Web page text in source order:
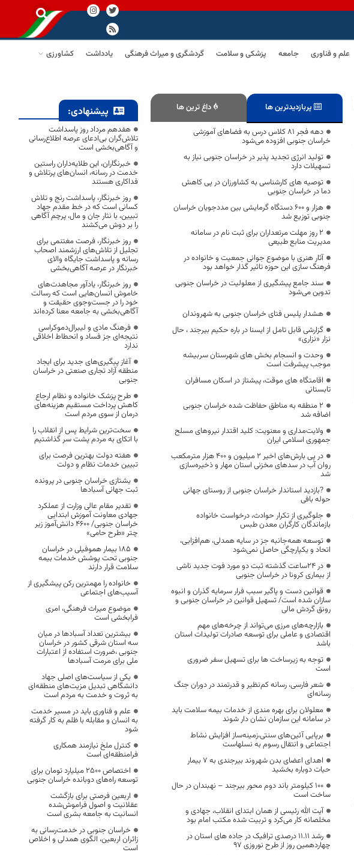
علم و فناوری جامعه پزشکی و سلامت گردشگری و میراث فرهنگی یادداشت
کشاورزی
پربازدیدترین ها داغ ترین ها
دهه فجر ۸۱ کلاس درس به فضاهای آموزشی
خراسان جنوبی افزوده می‌شود
تولید انرژی تجدید پذیر در خراسان جنوبی نیاز به
تسهیلات دارد
توصیه های کارشناسی به کشاورزان در پی کاهش
دما در خراسان جنوبی
هزار و ۶۰۰ دستگاه گرمایشی بین مددجویان خراسان
جنوبی توزیع شد
۲ روز مهلت مرتعداران برای ثبت نام در سامانه
مدیریت منابع طبیعی
آثار هنری با موضوع جوانی جمعیت و خانواده در
فرهنگ سازی این حوزه تاثیر گذار خواهد بود
سند جامع پیشگیری از معلولیت در خراسان جنوبی
تدوین می‌شود
هشدار پلیس فتای خراسان جنوبی به شهروندان
گزارشی قابل تامل از ایسنا در باره حکیم بیرجند ، حال
نزار «نزاری»
وحدت و انسجام بخش های شهرستان سربیشه
موجب پیشرفت است
اقامتگاه های موقت، پیشتاز در اسکان مسافران
تابستانی
۲ منطقه به مناطق حفاظت شده خراسان جنوبی
اضافه شد
ولایت‌مداری و معنویت: کلید اقتدار نیروهای مسلح
جمهوری اسلامی ایران
در پی بارش‌های اخیر ۲ میلیون و ۴۰۰ هزار مترمکعب
روان آب در سدهای مخزنی استان مهار و ذخیره‌سازی
شد
?بازدید استاندار خراسان جنوبی از روستای جهانی
حوله بافی
جلوگیری از تکرار حوادث، درخواست خانواده
بازماندگان کارگران معدن طبس
توسعه همه‌جانبه جز در سایه همدلی، هم‌افزایی،
اتحاد و یکپارچگی حاصل نمی‌شود
در ۲۴ساعت گذشته ثبت دو مورد فوت جدید ناشی
از بیماری کرونا در خراسان جنوبی
قوانین دست و پاگیر سبب فرار سرمایه گذران و انبوه
سازان شده است/ تسهیل قوانین در خراسان جنوبی و
رونق گردش مالی
بازارچه‌های مرزی می‌تواند از چرخه‌های مهم
اقتصادی و عاملی برای توسعه صادرات تولیدات استان
باشد
توجه به زیرساخت ها برای تسهیل سفر ضروری
است
شعر فارسی، رسانه کم‌نظیر و قدرتمند در دوران جنگ
رسانه‌ای
معلولان برای بهره مندی از خدمات بیمه سلامت باید
در سامانه این سازمان نشان دار شوند
برپایی آئین‌های سنتی،زمینه‌ساز افزایش نشاط
اجتماعی و انتقال رسوم به نسلهاست
اهدای اعضای بدن شهروند بیرجندی به ۷ بیمار
حیات دوباره بخشید
۱۰۰ کیلومتر باند دوم محور بیرجند – نهبندان در حال
ساخت است
آیت الله رئیسی از همان ابتدای انقلاب، جهادی و
مخلصانه کار می‌کرد و تربیت شده مکتب امام بود
رشد 11.11 درصدی ترافیک در جاده های استان در
چهاردهمین روز از طرح نوروزی 97
پیشنهادی:
هفدهم مرداد روز پاسداشت
تلاش‌گران بی‌ادعای عرصه اطلاع‌رسانی
و آگاهی‌بخشی است
خبرنگاران، این طلایه‌داران راستین
خدمت در رسانه، انسان‌های پرتلاش و
فداکاری هستند
روز خبرنگار، پاسداشت رنج و تلاش
کسانی است که در خط مقدم جهاد
تبیین، با نثار جان و مال، پرچم آگاهی
را بر دوش می‌کشند
روز خبرنگار، فرصت مغتنمی برای
تجلیل از تلاش‌های ارزشمند اصحاب
رسانه و پاسداشت جایگاه والای
خبرنگار در عرصه آگاهی‌بخشی
روز خبرنگار، یادآور مجاهدت‌های
خاموش انسان‌هایی است که رسالت
خود را در جست‌وجوی حقیقت و
آگاهی‌بخشی به جامعه معنا کرده‌اند
فرهنگ مادی و لیبرال‌دموکراسی
نتیجه‌ای جز فساد و انحطاط اخلاقی
ندارد
آغاز پیگیری‌های جدید برای ایجاد
منطقه آزاد تجاری صنعتی در خراسان
جنوبی
طرح پزشک خانواده و نظام ارجاع
کاهش پرداخت مستقیم هزینه‌های
درمان از سوی مردم است
سخت‌ترین شرایط پس از انقلاب را
با اتکای به مردم پشت سر گذاشتیم
هفته دولت بهترین فرصت برای
تبیین خدمات نظام و دولت
یشتازی خراسان جنوبی در پرونده
ثبت جهانی آسبادها
تقدیر مقام عالی وزارت از عملکرد
جهادی معاونت آموزش ابتدایی
خراسان جنوبی/ ۴۶۰۰ دانش‌آموز زیر
چتر «طرح حامی»
۱۸۵ بیمار هموفیلی در خراسان
جنوبی تحت پوشش خدمات بیمه
سلامت قرار دارند
خانواده را مهمترین رکن پیشگیری از
آسیب‌های اجتماعی
موضوع میراث فرهنگی، امری
فرابخشی است
بیشترین تعداد آسبادها در میان
سه استان شرقی کشور در خراسان
جنوبی ،ضرورت استفاده از اعتبارات
ملی برای مرمت آسبادها
یکی از سیاست‌های اصلی جهاد
دانشگاهی تبدیل مزیت‌های منطقه‌ای
به ثروت و خدمت به مردم است
علم و فناوری باید در مسیر خدمت
به انسان و مقابله با ظلم به کار گرفته
شود
کنترل ملخ نیازمند همکاری
فرامنطقه‌ای است
اختصاص 2500 میلیارد تومان برای
توسعه راه‌های دوبانده خراسان جنوبی
اربعین فرصتی برای بازگشت
عقلانیت و اصول فراموش‌شده
انسانیت به جامعه بشری است
خراسان جنوبی در خدمت‌رسانی به
زائران اربعین، الگوی همدلی و اخلاص
است